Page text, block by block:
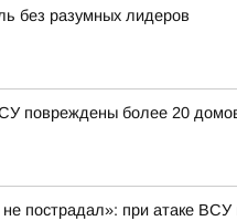
без разумных лидеров
повреждены более 20
пострадал»: при атаке